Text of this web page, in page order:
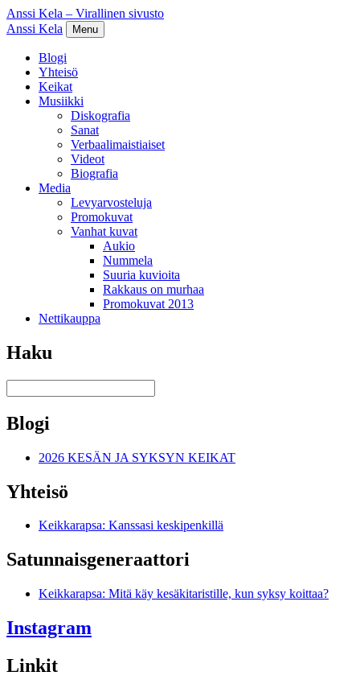
Anssi Kela – Virallinen sivusto
Anssi Kela
Menu
Blogi
Yhteisö
Keikat
Musiikki
Diskografia
Sanat
Verbaalimaistiaiset
Videot
Biografia
Media
Levyarvosteluja
Promokuvat
Vanhat kuvat
Aukio
Nummela
Suuria kuvioita
Rakkaus on murhaa
Promokuvat 2013
Nettikauppa
Haku
Blogi
2026 KESÄN JA SYKSYN KEIKAT
Yhteisö
Keikkarapsa: Kanssasi keskipenkillä
Satunnais­generaattori
Keikkarapsa: Mitä käy kesäkitaristille, kun syksy koittaa?
Instagram
Linkit